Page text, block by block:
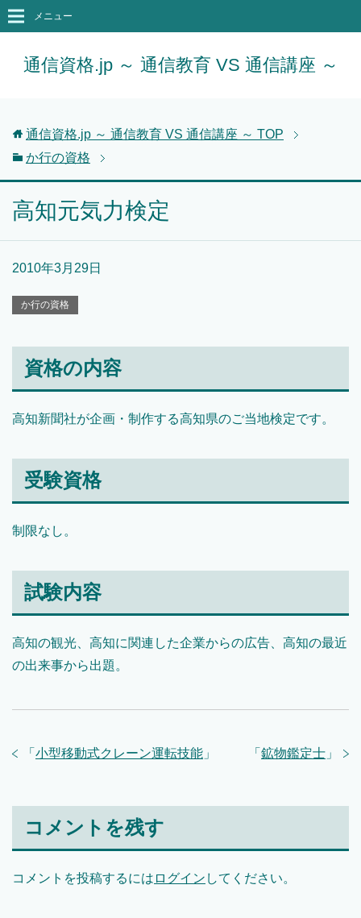
通信資格.jp ～ 通信教育 VS 通信講座 ～
メニュー
通信資格.jp ～ 通信教育 VS 通信講座 ～ TOP
か行の資格
高知元気力検定
2010年3月29日
か行の資格
資格の内容
高知新聞社が企画・制作する高知県のご当地検定です。
受験資格
制限なし。
試験内容
高知の観光、高知に関連した企業からの広告、高知の最近
の出来事から出題。
「 鉱物鑑定士 」
「 小型移動式クレーン運転技能 」
コメントを残す
コメントを投稿するには ログイン してください。